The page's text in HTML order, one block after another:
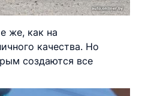
же, как на
качества. Но
создаются все